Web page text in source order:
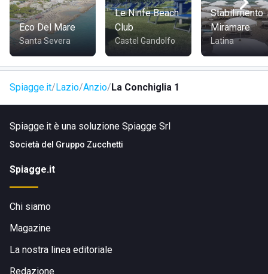
bar, ristorante;
wi-fi gratuito.
DOVE SI TROVA LA CONCHIGLIA 1
La struttura è situata presso Passeggiata delle Sirene, ad
COME RAGGIUNGERE LA CONCHIGLIA 1
dunque si trova nelle vicinanze del centro abitato; è
facilmente raggiungibile a piedi, in bicicletta, in auto o con i
Eco Del Mare
Santa Severa
Le Ninfe Beach
Club
Castel Gandolfo
Stabilimento
Miramare
Latina
Spiagge.it Lazio Anzio La Conchiglia 1
Spiagge.it è una soluzione Spiagge Srl
Società del Gruppo Zucchetti
Spiagge.it
Chi siamo
Magazine
La nostra linea editoriale
Redazione